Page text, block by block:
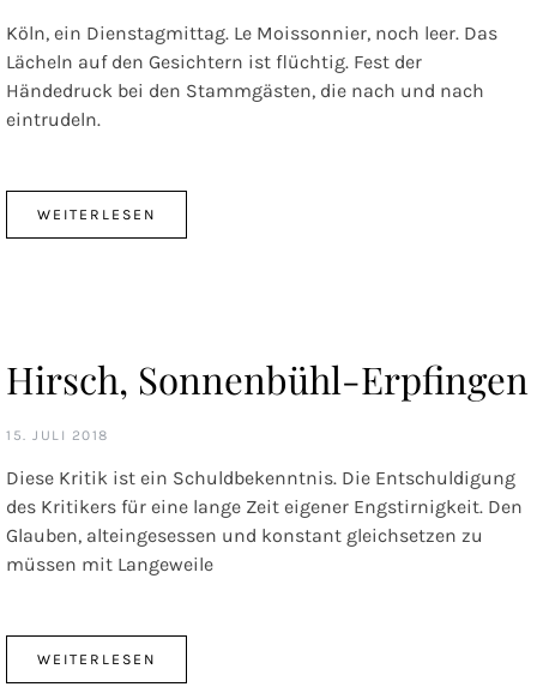
Köln, ein Dienstagmittag. Le Moissonnier, noch leer. Das
Lächeln auf den Gesichtern ist flüchtig. Fest der
Händedruck bei den Stammgästen, die nach und nach
eintrudeln.
WEITERLESEN
Hirsch, Sonnenbühl-Erpfingen
15. JULI 2018
Diese Kritik ist ein Schuldbekenntnis. Die Entschuldigung
des Kritikers für eine lange Zeit eigener Engstirnigkeit. Den
Glauben, alteingesessen und konstant gleichsetzen zu
müssen mit Langeweile
WEITERLESEN